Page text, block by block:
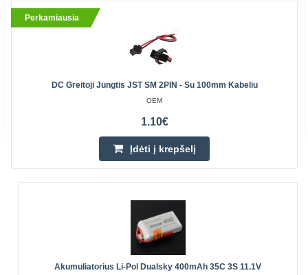
Perkamiausia
DC Greitoji Jungtis JST SM 2PIN - Su 100mm Kabeliu
OEM
1.10€
Įdėti į krepšelį
Akumuliatorius Li-Pol Dualsky 400mAh 35C 3S 11.1V